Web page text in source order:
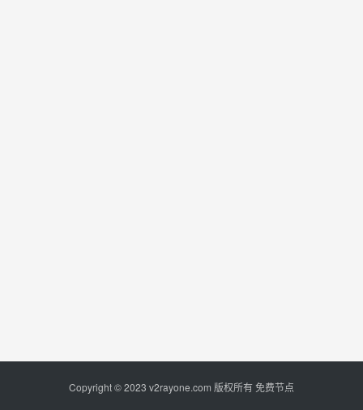
Copyright © 2023 v2rayone.com 版权所有 免费节点